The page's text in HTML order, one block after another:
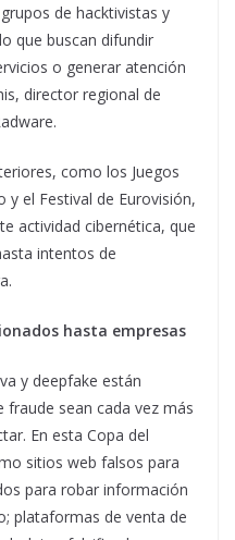
de hacktivistas y
que buscan difundir
o generar atención
director regional de
como los Juegos
y el Festival de Eurovisión,
actividad cibernética, que
intentos de
hasta empresas
y deepfake están
fraude sean cada vez más
En esta Copa del
sitios web falsos para
para robar información
plataformas de venta de